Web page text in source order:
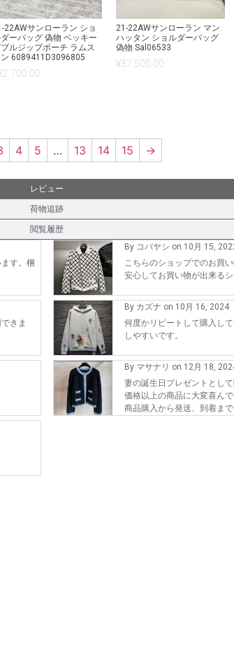
22AWサンローラン ショ
ーバッグ 偽物 ベッキー
ルジップポーチ ラムス
ン 6089411D3096805
21-22AWサンローラン マン
ハッタン ショルダーバッグ
偽物 Sal06533
¥37,500.00
4 5 … 13 14 15 →
レビュー
荷物追跡
閲覧履歴
す。梱
By コバヤシ on 10月 15,
こちらのショップでのお買
安心してお買い物が出来るシ
きま
By カズナ on 10月 16, 2024
何度かリピートして購入し
しやすいです。
By マサナリ on 12月 18,
妻の誕生日プレゼントとして
価格以上の商品に大変喜んで
商品購入から発送、到着ま